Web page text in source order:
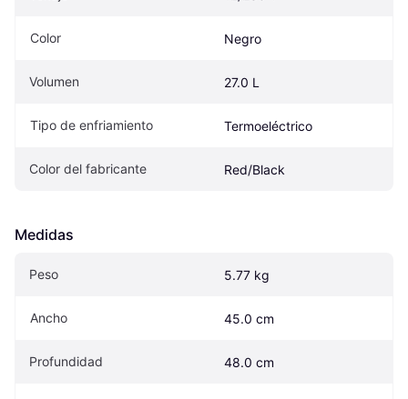
Color Negro
Volumen 27.0 L
Tipo de enfriamiento Termoeléctrico
Color del fabricante Red/Black
Medidas
Peso 5.77 kg
Ancho 45.0 cm
Profundidad 48.0 cm